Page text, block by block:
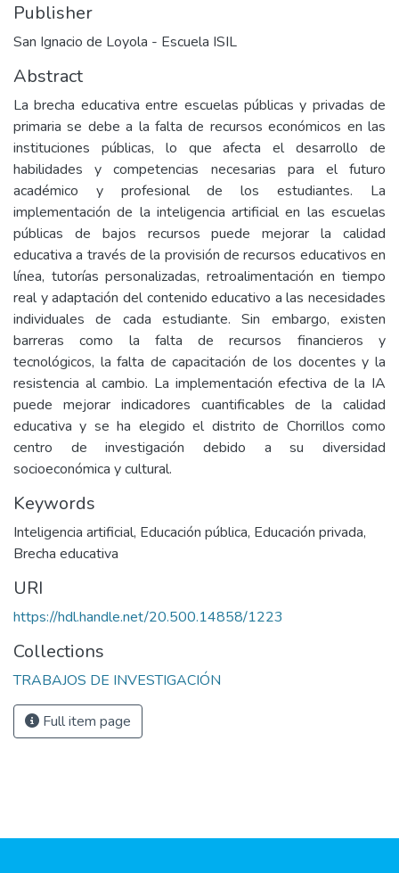
Publisher
San Ignacio de Loyola - Escuela ISIL
Abstract
La brecha educativa entre escuelas públicas y privadas de
primaria se debe a la falta de recursos económicos en las
instituciones públicas, lo que afecta el desarrollo de
habilidades y competencias necesarias para el futuro
académico y profesional de los estudiantes. La
implementación de la inteligencia artificial en las escuelas
públicas de bajos recursos puede mejorar la calidad
educativa a través de la provisión de recursos educativos en
línea, tutorías personalizadas, retroalimentación en tiempo
real y adaptación del contenido educativo a las necesidades
individuales de cada estudiante. Sin embargo, existen
barreras como la falta de recursos financieros y
tecnológicos, la falta de capacitación de los docentes y la
resistencia al cambio. La implementación efectiva de la IA
puede mejorar indicadores cuantificables de la calidad
educativa y se ha elegido el distrito de Chorrillos como
centro de investigación debido a su diversidad
socioeconómica y cultural.
Keywords
Inteligencia artificial, Educación pública, Educación privada,
Brecha educativa
URI
https://hdl.handle.net/20.500.14858/1223
Collections
TRABAJOS DE INVESTIGACIÓN
Full item page